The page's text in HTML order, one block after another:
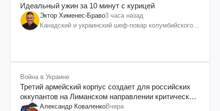
Идеальный ужин за 10 минут с курицей
Эктор Хименес-Браво3 часа назад
Канадский и украинский шеф-повар колумбийского
Война в Украине
Третий армейский корпус создает для российских
оккупантов на Лиманском направлении критический
дискомфорт: как это удалось
Александр КоваленкоВчера